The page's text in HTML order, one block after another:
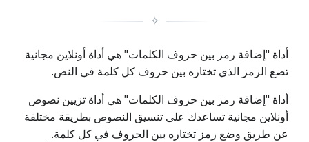
✧
أداة "إضافة رمز بين حروف الكلمات" هي أداة أونلاين مجانية
تضع الرمز الذي تختاره بين حروف كل كلمة في النص.
أداة "إضافة رمز بين حروف الكلمات" هي أداة تزيين نصوص
أونلاين مجانية تساعدك على تنسيق النصوص بطريقة مختلفة
عن طريق وضع رمز تختاره بين الحروف في كل كلمة.